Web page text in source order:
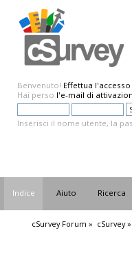
Benvenuto! Effettua l'accesso
Hai perso l'e-mail di
Inserisci il nome utente, la
Indice Aiuto Ricerca
cSurvey Forum » cSurvey»